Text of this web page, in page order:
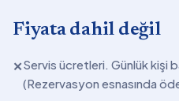
Fiyata dahil değil
✕Servis ücretleri. Günlük kişi
(Rezervasyon esnasında